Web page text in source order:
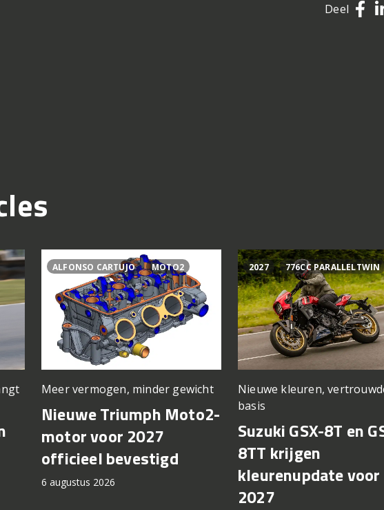
Deel
ALFONSO CARTUJO MOTO2
Meer vermogen, minder gewicht
Nieuwe Triumph Moto2-
motor voor 2027
officieel bevestigd
6 augustus 2026
2027 776CC PARALLELTWIN
Nieuwe kleuren,
basis
Suzuki GSX-8T en
8TT krijgen
kleurenupdate voor
2027